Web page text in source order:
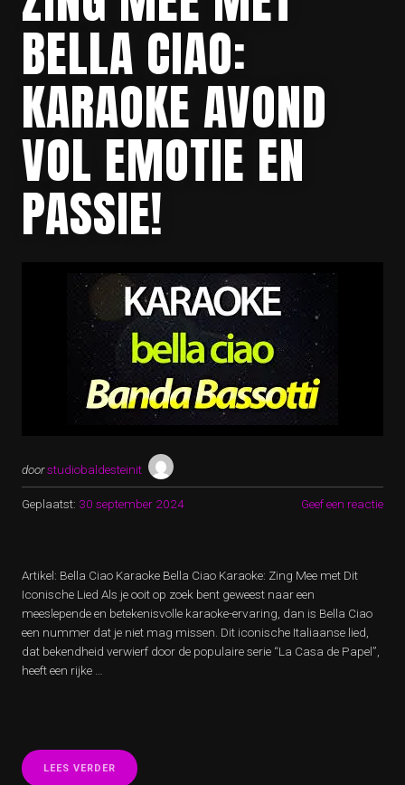
BELLA CIAO:
KARAOKE AVOND
VOL EMOTIE EN
PASSIE!
doorstudiobaldesteinit
Geplaatst: 30 september 2024 Geef een reactie
Artikel: Bella Ciao Karaoke Bella Ciao Karaoke: Zing Mee met Dit
Iconische Lied Als je ooit op zoek bent geweest naar een
meeslepende en betekenisvolle karaoke-ervaring, dan is Bella Ciao
een nummer dat je niet mag missen. Dit iconische Italiaanse lied,
dat bekendheid verwierf door de populaire serie “La Casa de Papel”,
heeft een rijke …
LEES VERDER “ZING
MEE